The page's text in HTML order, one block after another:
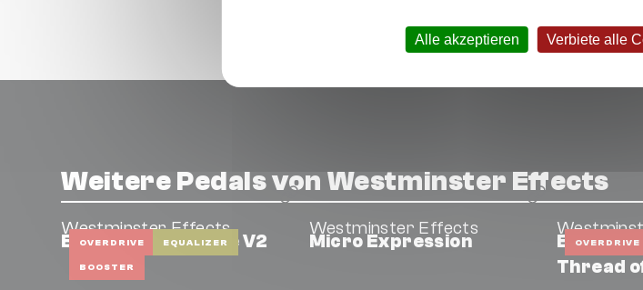
Alle akzeptieren Verbiete alle
Weitere Pedals von Westminster Effects
OVERDRIVE EQUALIZER
BOOSTER
Westminster Effects
E89 Dual Overdrive V2
Westminster Effects
Micro Expression OVERDRIVE
Thread